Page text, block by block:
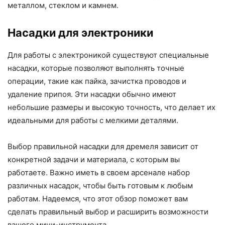
металлом, стеклом и камнем.
Насадки для электроники
Для работы с электроникой существуют специальные
насадки, которые позволяют выполнять точные
операции, такие как пайка, зачистка проводов и
удаление припоя. Эти насадки обычно имеют
небольшие размеры и высокую точность, что делает их
идеальными для работы с мелкими деталями.
Выбор правильной насадки для дремеля зависит от
конкретной задачи и материала, с которым вы
работаете. Важно иметь в своем арсенале набор
различных насадок, чтобы быть готовым к любым
работам. Надеемся, что этот обзор поможет вам
сделать правильный выбор и расширить возможности